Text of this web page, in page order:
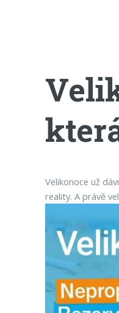
Velikonoce už
reality. A právě